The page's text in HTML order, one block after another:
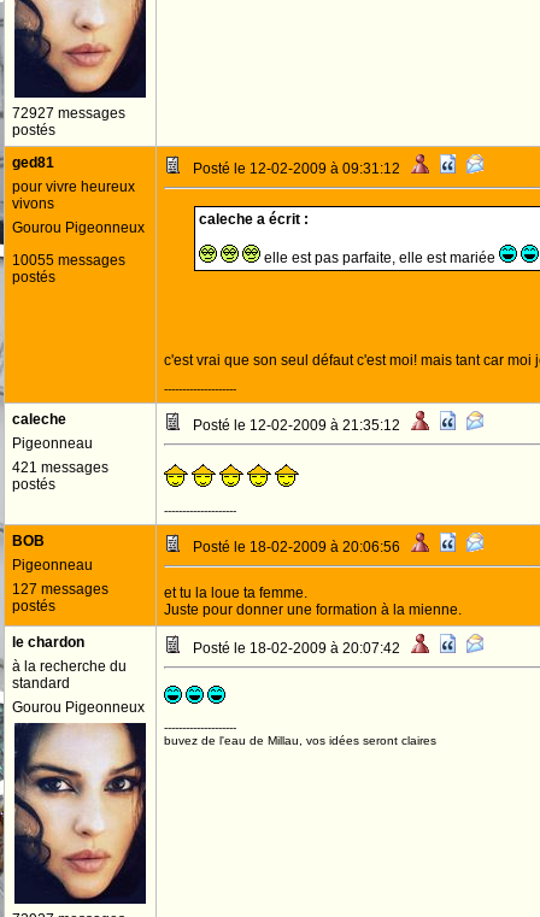
72927 messages
postés
ged81
pour vivre heureux
vivons
Gourou Pigeonneux
10055 messages
postés
Posté le 12-02-2009 à 09:31:12
caleche a écrit :
elle est pas parfaite, elle est mariée
c'est vrai que son seul défaut c'est moi! mais tant car
--------------------
caleche
Pigeonneau
421 messages
postés
Posté le 12-02-2009 à 21:35:12
--------------------
BOB
Pigeonneau
127 messages
postés
Posté le 18-02-2009 à 20:06:56
et tu la loue ta femme.
Juste pour donner une formation à la mienne.
le chardon
à la recherche du
standard
Gourou Pigeonneux
Posté le 18-02-2009 à 20:07:42
--------------------
buvez de l'eau de Millau, vos idées seront claires